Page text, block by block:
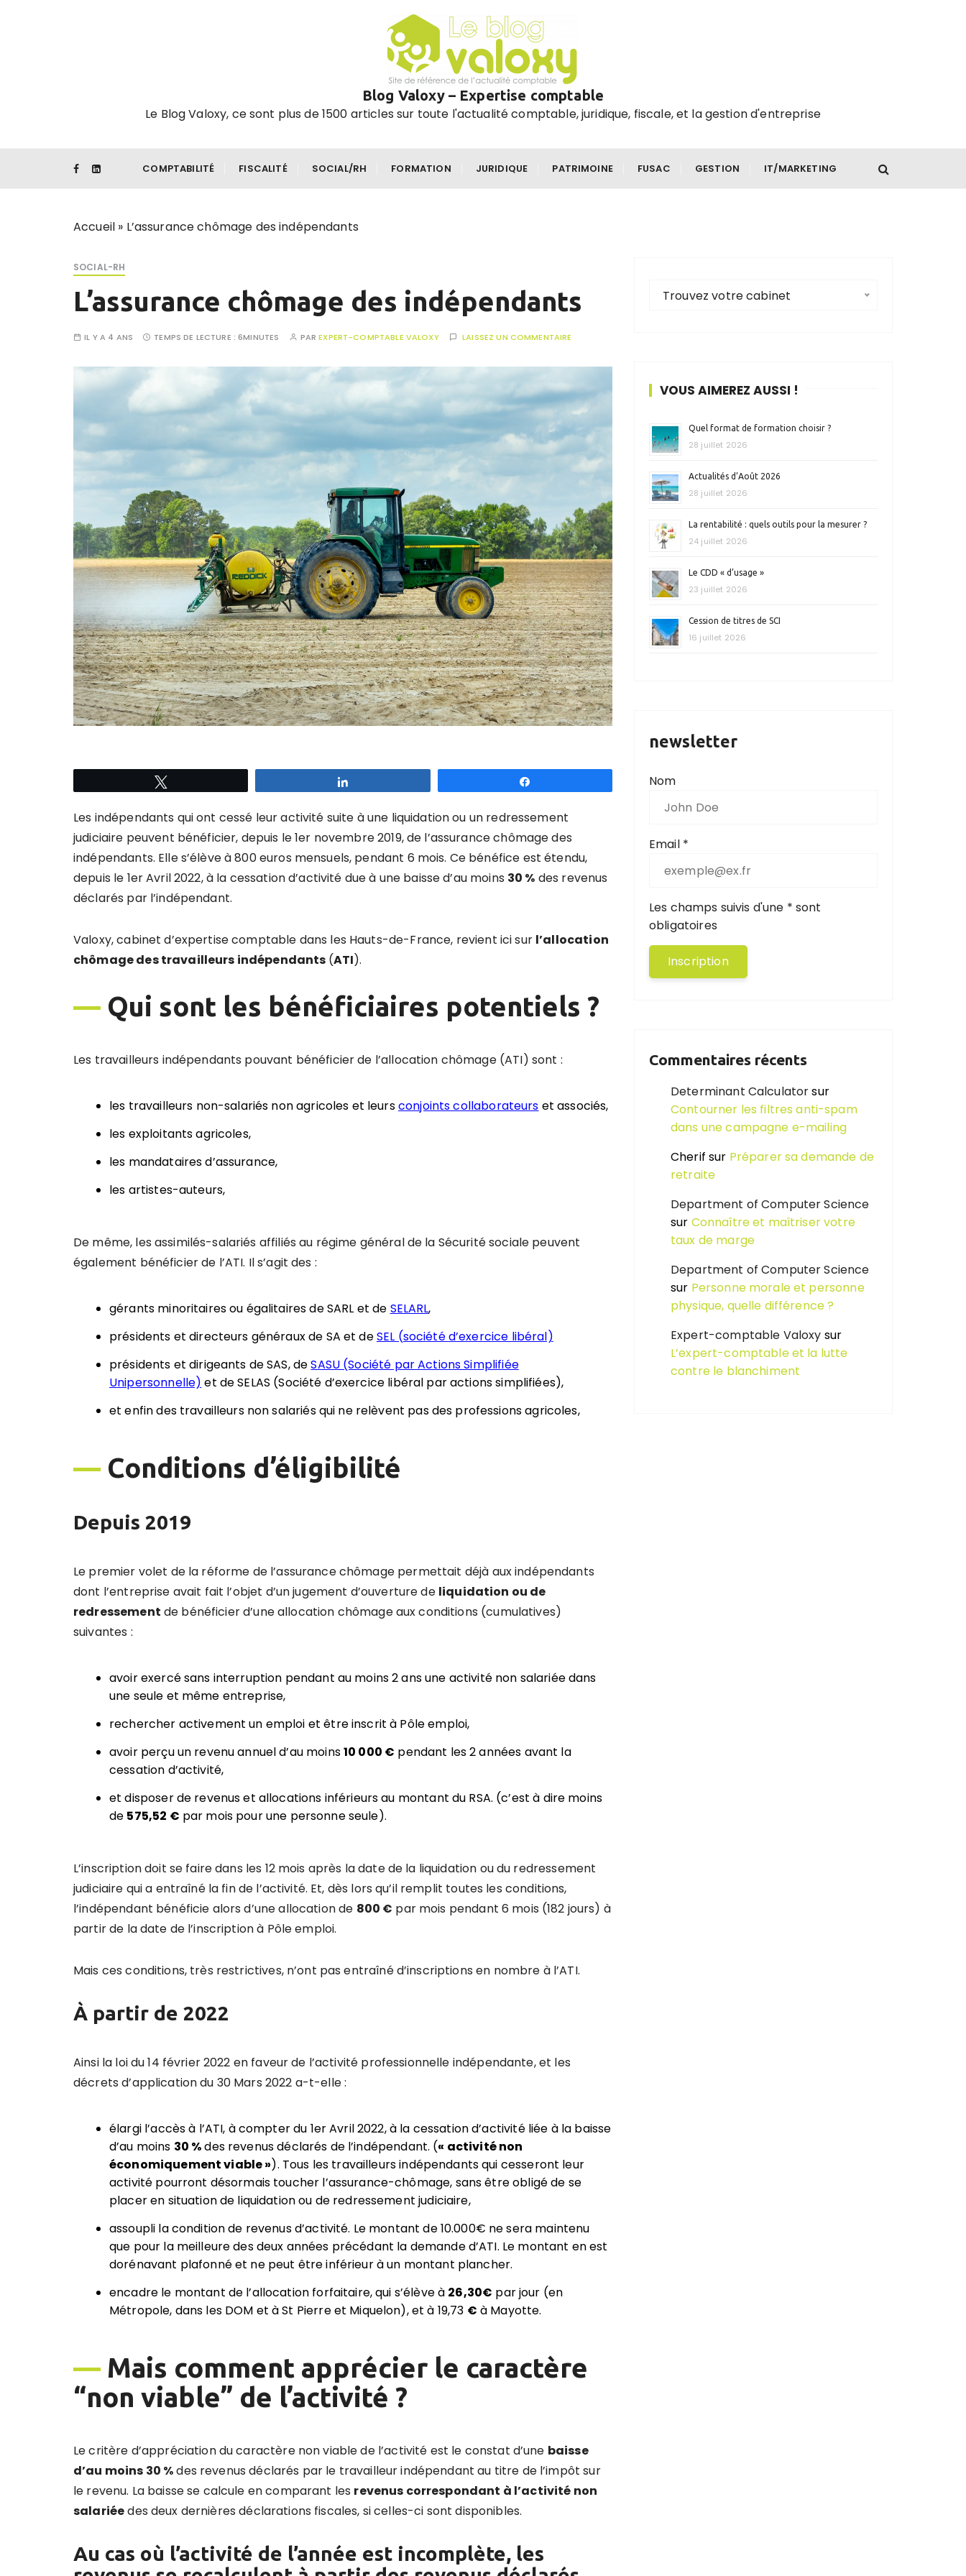
Blog Valoxy – Expertise comptable
Le Blog Valoxy, ce sont plus de 1500 articles sur toute l'actualité comptable, juridique, fiscale, et la gestion d'entreprise
COMPTABILITÉ FISCALITÉ SOCIAL/RH FORMATION JURIDIQUE PATRIMOINE FUSAC GESTION IT/MARKETING
Accueil » L’assurance chômage des indépendants
SOCIAL-RH
L’assurance chômage des indépendants
IL Y A 4 ANS TEMPS DE LECTURE :6MINUTES PAREXPERT-COMPTABLE VALOXY LAISSEZ UN COMMENTAIRE
Les indépendants qui ont cessé leur activité suite à une liquidation ou un redressement
judiciaire peuvent bénéficier, depuis le 1er novembre 2019, de l’assurance chômage des
indépendants. Elle s’élève à 800 euros mensuels, pendant 6 mois. Ce bénéfice est étendu,
depuis le 1er Avril 2022, à la cessation d’activité due à une baisse d’au moins 30 % des revenus
déclarés par l’indépendant.
Valoxy, cabinet d’expertise comptable dans les Hauts-de-France, revient ici sur l’allocation
chômage des travailleurs indépendants (ATI).
— Qui sont les bénéficiaires potentiels ?
Les travailleurs indépendants pouvant bénéficier de l’allocation chômage (ATI) sont :
les travailleurs non-salariés non agricoles et leursconjoints collaborateurs et associés,
les exploitants agricoles,
les mandataires d’assurance,
les artistes-auteurs,
De même, les assimilés-salariés affiliés au régime général de la Sécurité sociale peuvent
également bénéficier de l’ATI. Il s’agit des :
gérants minoritaires ou égalitaires de SARL et de SELARL,
présidents et directeurs généraux de SA et deSEL (société d’exercice libéral)
présidents et dirigeants de SAS, deSASU (Société par Actions Simplifiée
Unipersonnelle) et de SELAS (Société d’exercice libéral par actions simplifiées),
et enfin des travailleurs non salariés qui ne relèvent pas des professions agricoles,
— Conditions d’éligibilité
Depuis 2019
Le premier volet de la réforme de l’assurance chômage permettait déjà aux indépendants
dont l’entreprise avait fait l’objet d’un jugement d’ouverture de liquidation ou de
redressement de bénéficier d’une allocation chômage aux conditions (cumulatives)
suivantes :
avoir exercé sans interruption pendant au moins 2 ans une activité non salariée dans
une seule et même entreprise,
rechercher activement un emploi et être inscrit à Pôle emploi,
avoir perçu un revenu annuel d’au moins10 000 € pendant les 2 années avant la
cessation d’activité,
et disposer de revenus et allocations inférieurs au montant du RSA. (c’est à dire moins
de 575,52 € par mois pour une personne seule).
L’inscription doit se faire dans les 12 mois après la date de la liquidation ou du redressement
judiciaire qui a entraîné la fin de l’activité. Et, dès lors qu’il remplit toutes les conditions,
l’indépendant bénéficie alors d’une allocation de 800 € par mois pendant 6 mois (182 jours) à
partir de la date de l’inscription à Pôle emploi.
Mais ces conditions, très restrictives, n’ont pas entraîné d’inscriptions en nombre à l’ATI.
À partir de 2022
Ainsi la loi du 14 février 2022 en faveur de l’activité professionnelle indépendante, et les
décrets d’application du 30 Mars 2022 a-t-elle :
élargi l’accès à l’ATI, à compter du 1er Avril 2022, à la cessation d’activité liée à la baisse
d’au moins 30 %des revenus déclarés de l’indépendant. (« activité non
économiquement viable »). Tous les travailleurs indépendants qui cesseront leur
activité pourront désormais toucher l’assurance-chômage, sans être obligé de se
placer en situation de liquidation ou de redressement judiciaire,
assoupli la condition de revenus d’activité. Le montant de 10.000€ ne sera maintenu
que pour la meilleure des deux années précédant la demande d’ATI. Le montant en est
dorénavant plafonné et ne peut être inférieur à un montant plancher.
encadre le montant de l’allocation forfaitaire, qui s’élève à 26,30€ par jour (en
Métropole, dans les DOM et à St Pierre et Miquelon), et à 19,73 € à Mayotte.
— Mais comment apprécier le caractère
“non viable” de l’activité ?
Le critère d’appréciation du caractère non viable de l’activité est le constat d’une baisse
d’au moins 30 %des revenus déclarés par le travailleur indépendant au titre de l’impôt sur
le revenu. La baisse se calcule en comparant les revenus correspondant à l’activité non
salariéedes deux dernières déclarations fiscales, si celles-ci sont disponibles.
Au cas où l’activité de l’année est incomplète, les
Trouvez votre cabinet
VOUS AIMEREZ AUSSI !
Quel format de formation choisir ?
28 juillet 2026
Actualités d’Août 2026
28 juillet 2026
La rentabilité : quels outils pour la mesurer ?
24 juillet 2026
Le CDD « d’usage »
23 juillet 2026
Cession de titres de SCI
16 juillet 2026
newsletter
Nom
Email *
Les champs suivis d'une * sont
obligatoires
Commentaires récents
Determinant Calculatorsur
Contourner les filtres anti-spam
dans une campagne e-mailing
Cherif sur Préparer sa demande de
retraite
Department of Computer Science
sur Connaître et maîtriser votre
taux de marge
Department of Computer Science
sur Personne morale et personne
physique, quelle différence ?
Expert-comptable Valoxy sur
L’expert-comptable et la lutte
contre le blanchiment